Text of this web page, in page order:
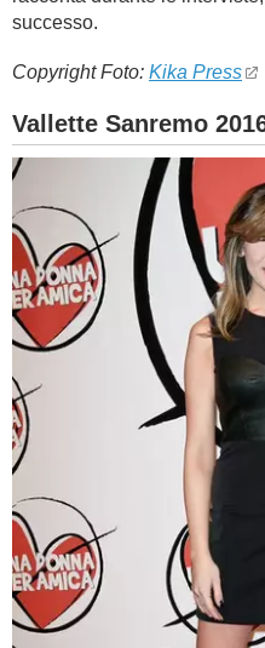
successo.
Copyright Foto: Kika Press
Vallette Sanremo